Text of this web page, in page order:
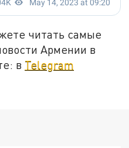
читать самые
Армении в
в Telegram